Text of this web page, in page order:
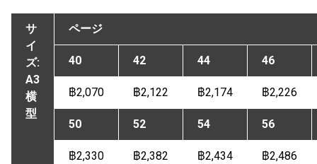
サ
イ
ズ:
A3
横
型
ページ
40 42 44 46
฿2,070 ฿2,122 ฿2,174 ฿2,226
50 52 54 56
฿2,330 ฿2,382 ฿2,434 ฿2,486